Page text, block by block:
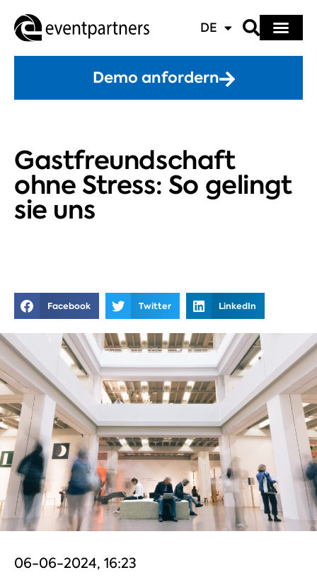
DE
Demo anfordern
Gastfreundschaft
ohne Stress: So gelingt
sie uns
Facebook Twitter LinkedIn
06-06-2024, 16:23